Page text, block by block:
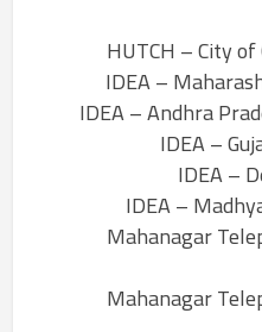
40468 –
40469 –